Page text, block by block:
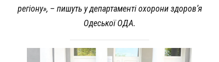
регіону», – пишуть у департаменті охорони здоров’я
Одеської ОДА.